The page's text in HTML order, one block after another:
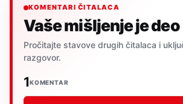
KOMENTARI ČITALACA
Vaše mišljenje je
Pročitajte stavove drugih čitalaca i
razgovor.
1KOMENTAR